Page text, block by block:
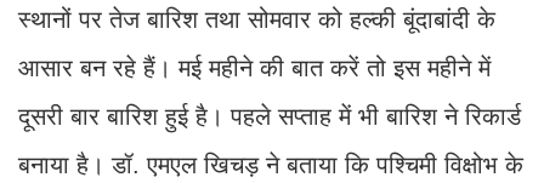
स्थानों पर तेज बारिश तथा सोमवार को हल्की बूंदाबांदी के
आसार बन रहे हैं। मई महीने की बात करें तो इस महीने में
दूसरी बार बारिश हुई है। पहले सप्ताह में भी बारिश ने रिकार्ड
बनाया है। डॉ. एमएल ​खिचड़ ने बताया कि प​श्चिमी विक्षोभ के